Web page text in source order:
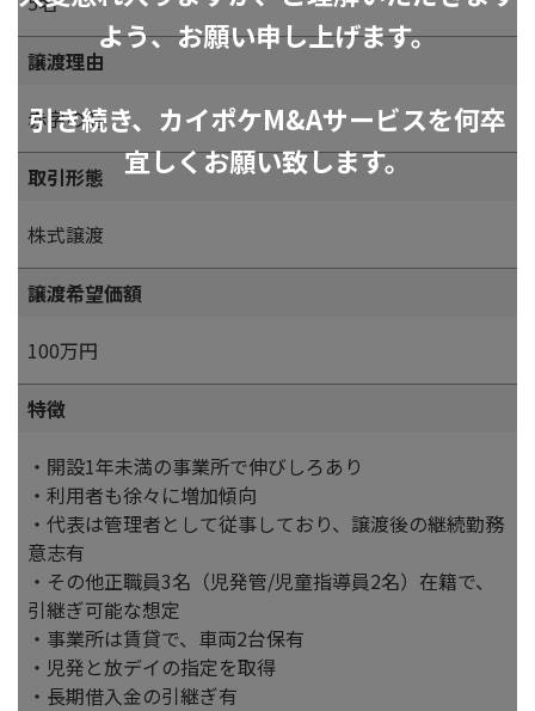
よう、お願い申し上げます。
引き続き、カイポケM&Aサービスを何卒
宜しくお願い致します。
譲渡理由
赤字の為
取引形態
株式譲渡
譲渡希望価額
100万円
特徴
・開設1年未満の事業所で伸びしろあり
・利用者も徐々に増加傾向
・代表は管理者として従事しており、譲渡後の継続勤務
意志有
・その他正職員3名（児発管/児童指導員2名）在籍で、
引継ぎ可能な想定
・事業所は賃貸で、車両2台保有
・児発と放デイの指定を取得
・長期借入金の引継ぎ有